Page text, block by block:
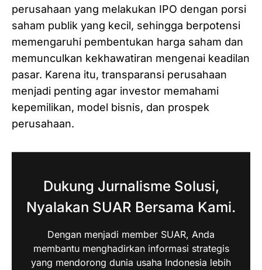
perusahaan yang melakukan IPO dengan porsi
saham publik yang kecil, sehingga berpotensi
memengaruhi pembentukan harga saham dan
memunculkan kekhawatiran mengenai keadilan
pasar. Karena itu, transparansi perusahaan
menjadi penting agar investor memahami
kepemilikan, model bisnis, dan prospek
perusahaan.
Dukung Jurnalisme Solusi,
Nyalakan SUAR Bersama Kami.
Dengan menjadi member SUAR, Anda
membantu menghadirkan informasi strategis
yang mendorong dunia usaha Indonesia lebih